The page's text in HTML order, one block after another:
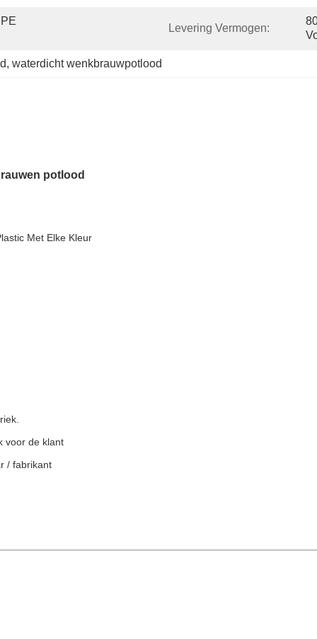
Levering Vermogen:
, waterdicht wenkbrauwpotlood
potlood
Met Elke Kleur
voor de klant
/ fabrikant